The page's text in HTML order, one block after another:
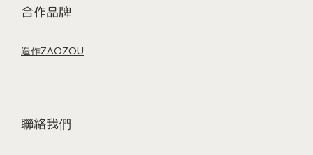
合作品牌
造作ZAOZOU
聯絡我們